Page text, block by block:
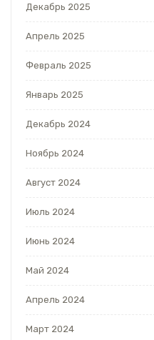
Декабрь 2025
Апрель 2025
Февраль 2025
Январь 2025
Декабрь 2024
Ноябрь 2024
Август 2024
Июль 2024
Июнь 2024
Май 2024
Апрель 2024
Март 2024